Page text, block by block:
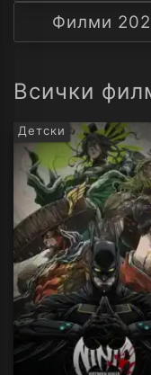
Филми
Всички
Детски